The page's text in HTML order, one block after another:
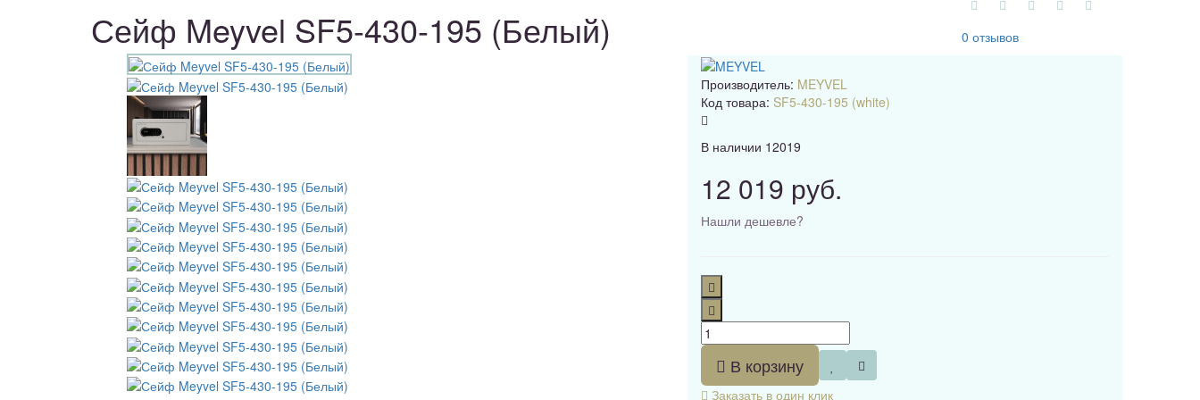
Сейф Meyvel SF5-430-195 (Белый) 0 отзывов
Производитель: MEYVEL
Код товара: SF5-430-195 (white)
В наличии 12019
12 019 руб.
Нашли дешевле?
В корзину
Заказать в один клик